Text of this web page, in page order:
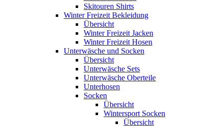
Skitouren Shirts
Winter Freizeit Bekleidung
Übersicht
Winter Freizeit Jacken
Winter Freizeit Hosen
Unterwäsche und Socken
Übersicht
Unterwäsche Sets
Unterwäsche Oberteile
Unterhosen
Socken
Übersicht
Wintersport Socken
Übersicht